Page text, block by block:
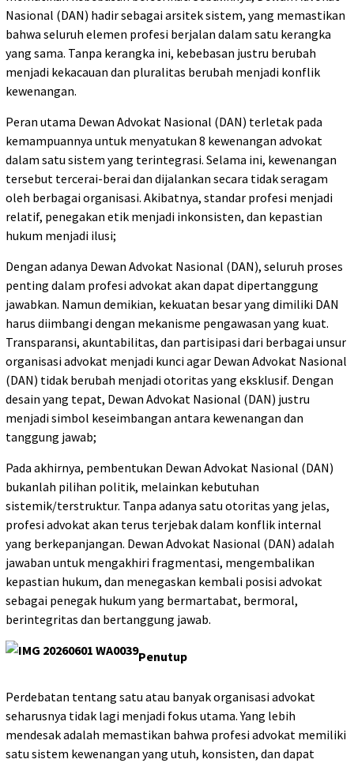
Nasional (DAN) hadir sebagai arsitek sistem, yang memastikan
bahwa seluruh elemen profesi berjalan dalam satu kerangka
yang sama. Tanpa kerangka ini, kebebasan justru berubah
menjadi kekacauan dan pluralitas berubah menjadi konflik
kewenangan.
Peran utama Dewan Advokat Nasional (DAN) terletak pada
kemampuannya untuk menyatukan 8 kewenangan advokat
dalam satu sistem yang terintegrasi. Selama ini, kewenangan
tersebut tercerai-berai dan dijalankan secara tidak seragam
oleh berbagai organisasi. Akibatnya, standar profesi menjadi
relatif, penegakan etik menjadi inkonsisten, dan kepastian
hukum menjadi ilusi;
Dengan adanya Dewan Advokat Nasional (DAN), seluruh proses
penting dalam profesi advokat akan dapat dipertanggung
jawabkan. Namun demikian, kekuatan besar yang dimiliki DAN
harus diimbangi dengan mekanisme pengawasan yang kuat.
Transparansi, akuntabilitas, dan partisipasi dari berbagai unsur
organisasi advokat menjadi kunci agar Dewan Advokat Nasional
(DAN) tidak berubah menjadi otoritas yang eksklusif. Dengan
desain yang tepat, Dewan Advokat Nasional (DAN) justru
menjadi simbol keseimbangan antara kewenangan dan
tanggung jawab;
Pada akhirnya, pembentukan Dewan Advokat Nasional (DAN)
bukanlah pilihan politik, melainkan kebutuhan
sistemik/terstruktur. Tanpa adanya satu otoritas yang jelas,
profesi advokat akan terus terjebak dalam konflik internal
yang berkepanjangan. Dewan Advokat Nasional (DAN) adalah
jawaban untuk mengakhiri fragmentasi, mengembalikan
kepastian hukum, dan menegaskan kembali posisi advokat
sebagai penegak hukum yang bermartabat, bermoral,
berintegritas dan bertanggung jawab.
Penutup
Perdebatan tentang satu atau banyak organisasi advokat
seharusnya tidak lagi menjadi fokus utama. Yang lebih
mendesak adalah memastikan bahwa profesi advokat memiliki
satu sistem kewenangan yang utuh, konsisten, dan dapat